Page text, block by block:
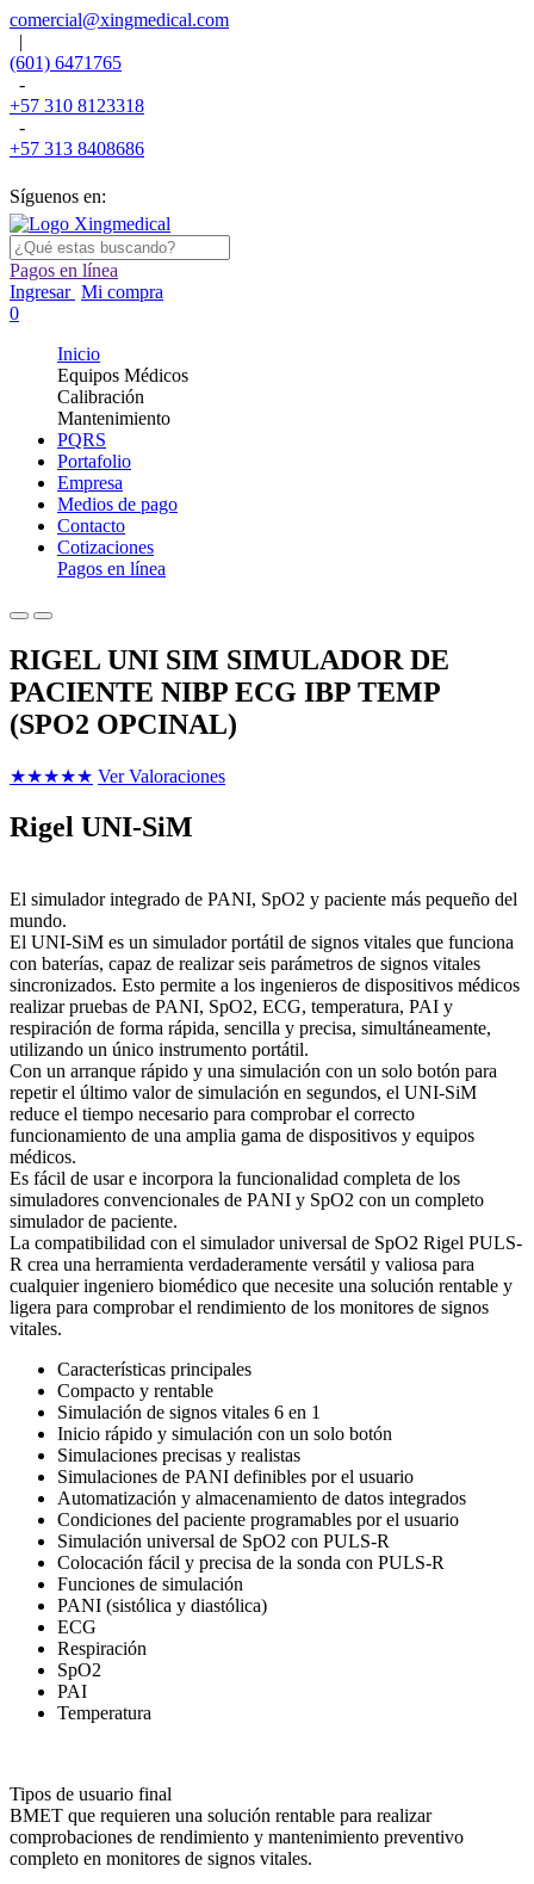
comercial@xingmedical.com
|
(601) 6471765
-
+57 310 8123318
-
+57 313 8408686
Síguenos en:
Pagos en línea
Ingresar Mi compra
0
Inicio
Equipos Médicos
Calibración
Mantenimiento
PQRS
Portafolio
Empresa
Medios de pago
Contacto
Cotizaciones
Pagos en línea
RIGEL UNI SIM SIMULADOR DE
PACIENTE NIBP ECG IBP TEMP
(SPO2 OPCINAL)
★★★★★ Ver Valoraciones
Rigel UNI-SiM
El simulador integrado de PANI, SpO2 y paciente más pequeño del
mundo.
El UNI-SiM es un simulador portátil de signos vitales que funciona
con baterías, capaz de realizar seis parámetros de signos vitales
sincronizados. Esto permite a los ingenieros de dispositivos médicos
realizar pruebas de PANI, SpO2, ECG, temperatura, PAI y
respiración de forma rápida, sencilla y precisa, simultáneamente,
utilizando un único instrumento portátil.
Con un arranque rápido y una simulación con un solo botón para
repetir el último valor de simulación en segundos, el UNI-SiM
reduce el tiempo necesario para comprobar el correcto
funcionamiento de una amplia gama de dispositivos y equipos
médicos.
Es fácil de usar e incorpora la funcionalidad completa de los
simuladores convencionales de PANI y SpO2 con un completo
simulador de paciente.
La compatibilidad con el simulador universal de SpO2 Rigel PULS-
R crea una herramienta verdaderamente versátil y valiosa para
cualquier ingeniero biomédico que necesite una solución rentable y
ligera para comprobar el rendimiento de los monitores de signos
vitales.
Características principales
Compacto y rentable
Simulación de signos vitales 6 en 1
Inicio rápido y simulación con un solo botón
Simulaciones precisas y realistas
Simulaciones de PANI definibles por el usuario
Automatización y almacenamiento de datos integrados
Condiciones del paciente programables por el usuario
Simulación universal de SpO2 con PULS-R
Colocación fácil y precisa de la sonda con PULS-R
Funciones de simulación
PANI (sistólica y diastólica)
ECG
Respiración
SpO2
PAI
Temperatura
Tipos de usuario final
BMET que requieren una solución rentable para realizar
comprobaciones de rendimiento y mantenimiento preventivo
completo en monitores de signos vitales.